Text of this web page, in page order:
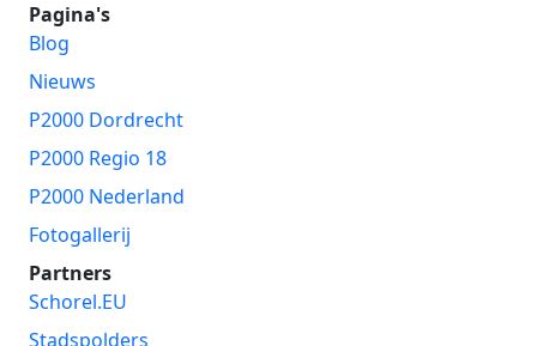
Pagina's
Blog
Nieuws
P2000 Dordrecht
P2000 Regio 18
P2000 Nederland
Fotogallerij
Partners
Schorel.EU
Stadspolders